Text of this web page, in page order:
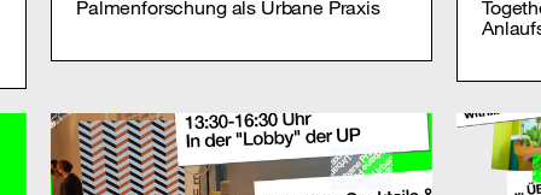
Palmenforschung als Urbane Praxis